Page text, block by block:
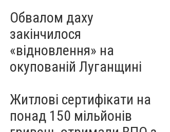
Обвалом даху
закінчилося
«відновлення» на
окупованій Луганщині
Житлові сертифікати на
понад 150 мільйонів